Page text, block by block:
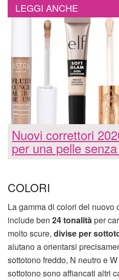
LEGGI ANCHE
Nuovi correttori
per una pelle
COLORI
La gamma di colori del nuovo
include ben 24 tonalitàper
molto scure, divise per
aiutano a orientarsi
sottotono freddo, N neutro e
sottotono sono affiancati altri